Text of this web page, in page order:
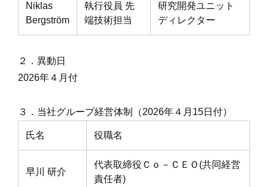
Niklas
Bergström
執行役員 先
端技術担当
研究開発ユニット
ディレクター
２．異動日
2026年４月付
３．当社グループ経営体制（2026年４月15日付）
氏名 役職名
早川 研介
代表取締役Ｃｏ－ＣＥＯ(共同経営
責任者)